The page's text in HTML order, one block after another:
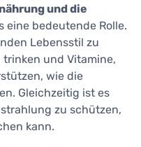
und die
eine bedeutende Rolle.
Lebensstil zu
trinken und Vitamine,
wie die
Gleichzeitig ist es
zu schützen,
kann.